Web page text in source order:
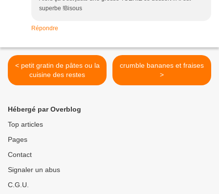
superbe !Bisous
Répondre
< petit gratin de pâtes ou la
cuisine des restes
crumble bananes et fraises
>
Hébergé par Overblog
Top articles
Pages
Contact
Signaler un abus
C.G.U.